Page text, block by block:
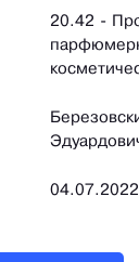
20.42 -
04.07.2022